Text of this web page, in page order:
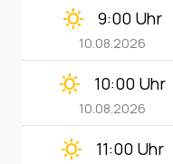
clear_day 9:00 Uhr
10.08.2026
clear_day 10:00 Uhr
10.08.2026
clear_day 11:00 Uhr